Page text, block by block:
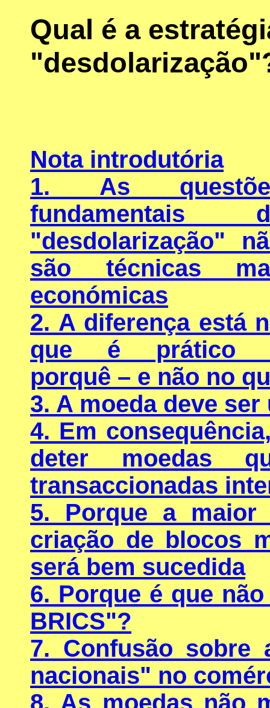
Qual é a
Nota introdutória
1. As
fundamentais
"desdolarização"
são técnicas
económicas
2. A diferença está
que é prático
porquê – e não no
3. A moeda deve
4. Em
deter moedas
transaccionadas
5. Porque a maior
criação de blocos
será bem sucedida
6. Porque é que
BRICS"?
7. Confusão sobre
nacionais" no
8. As moedas não